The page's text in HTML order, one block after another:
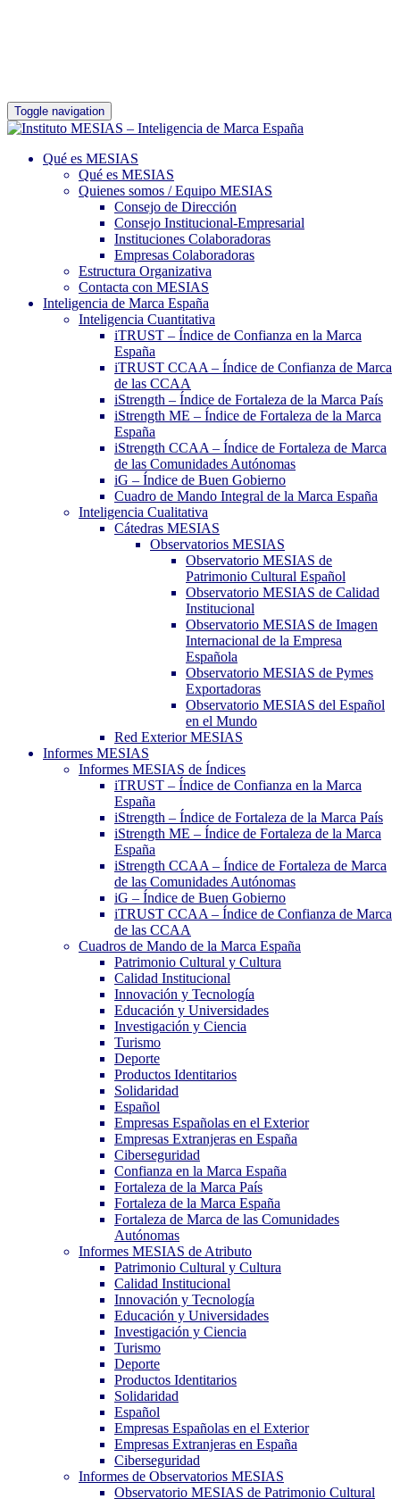
Toggle navigation
Qué es MESIAS
Qué es MESIAS
Quienes somos / Equipo MESIAS
Consejo de Dirección
Consejo Institucional-Empresarial
Instituciones Colaboradoras
Empresas Colaboradoras
Estructura Organizativa
Contacta con MESIAS
Inteligencia de Marca España
Inteligencia Cuantitativa
iTRUST – Índice de Confianza en la Marca
España
iTRUST CCAA – Índice de Confianza de Marca
de las CCAA
iStrength – Índice de Fortaleza de la Marca País
iStrength ME – Índice de Fortaleza de la Marca
España
iStrength CCAA – Índice de Fortaleza de Marca
de las Comunidades Autónomas
iG – Índice de Buen Gobierno
Cuadro de Mando Integral de la Marca España
Inteligencia Cualitativa
Cátedras MESIAS
Observatorios MESIAS
Observatorio MESIAS de
Patrimonio Cultural Español
Observatorio MESIAS de Calidad
Institucional
Observatorio MESIAS de Imagen
Internacional de la Empresa
Española
Observatorio MESIAS de Pymes
Exportadoras
Observatorio MESIAS del Español
en el Mundo
Red Exterior MESIAS
Informes MESIAS
Informes MESIAS de Índices
iTRUST – Índice de Confianza en la Marca
España
iStrength – Índice de Fortaleza de la Marca País
iStrength ME – Índice de Fortaleza de la Marca
España
iStrength CCAA – Índice de Fortaleza de Marca
de las Comunidades Autónomas
iG – Índice de Buen Gobierno
iTRUST CCAA – Índice de Confianza de Marca
de las CCAA
Cuadros de Mando de la Marca España
Patrimonio Cultural y Cultura
Calidad Institucional
Innovación y Tecnología
Educación y Universidades
Investigación y Ciencia
Turismo
Deporte
Productos Identitarios
Solidaridad
Español
Empresas Españolas en el Exterior
Empresas Extranjeras en España
Ciberseguridad
Confianza en la Marca España
Fortaleza de la Marca País
Fortaleza de la Marca España
Fortaleza de Marca de las Comunidades
Autónomas
Informes MESIAS de Atributo
Patrimonio Cultural y Cultura
Calidad Institucional
Innovación y Tecnología
Educación y Universidades
Investigación y Ciencia
Turismo
Deporte
Productos Identitarios
Solidaridad
Español
Empresas Españolas en el Exterior
Empresas Extranjeras en España
Ciberseguridad
Informes de Observatorios MESIAS
Observatorio MESIAS de Patrimonio Cultural